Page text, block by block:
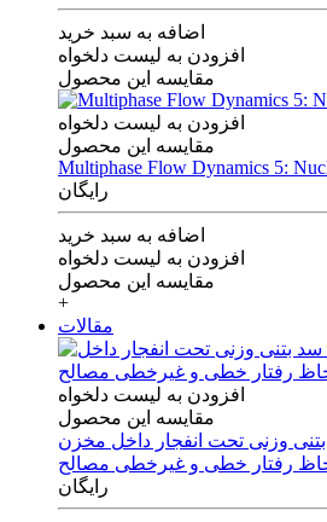
اضافه به سبد خرید
افزودن به لیست دلخواه
مقایسه این محصول
افزودن به لیست دلخواه
مقایسه این محصول
Multiphase Flow Dynamics 5:
رایگان
اضافه به سبد خرید
افزودن به لیست دلخواه
مقایسه این محصول
+
مقالات
افزودن به لیست دلخواه
مقایسه این محصول
بتنی وزنی تحت انفجار داخل مخزن
رفتار خطی و غیرخطی مصالح
رایگان